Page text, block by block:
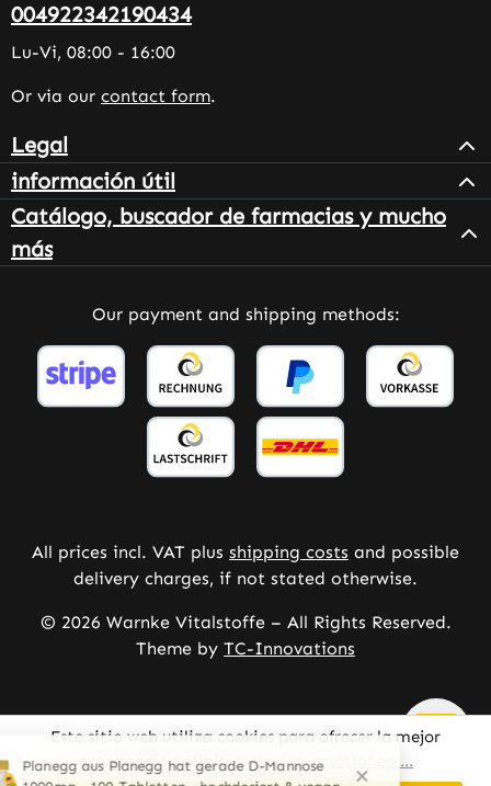
004922342190434
Lu-Vi, 08:00 - 16:00
Or via our contact form.
Legal
información útil
Catálogo, buscador de farmacias y mucho
más
Our payment and shipping methods:
All prices incl. VAT plus shipping costs and possible
delivery charges, if not stated otherwise.
© 2026 Warnke Vitalstoffe – All Rights Reserved.
Theme by TC-Innovations
Este sitio web utiliza cookies para ofrecer la mejor
experiencia posible.Mehr Informationen ...